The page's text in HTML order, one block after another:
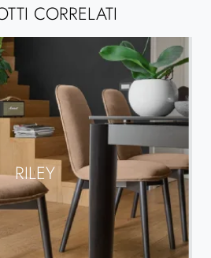
CORRELATI
RILEY